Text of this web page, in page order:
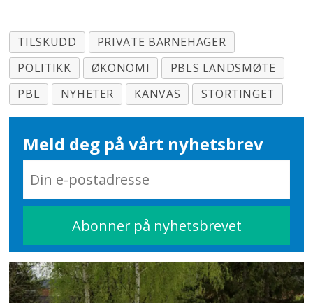
TILSKUDD
PRIVATE BARNEHAGER
POLITIKK
ØKONOMI
PBLS LANDSMØTE
PBL
NYHETER KANVAS STORTINGET
Meld deg på vårt nyhetsbrev